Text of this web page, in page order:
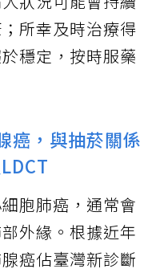
所幸及時治療得
穩定，按時服藥
癌，與抽菸關係
胞肺癌，通常會
外緣。根據近年
癌佔臺灣新診斷